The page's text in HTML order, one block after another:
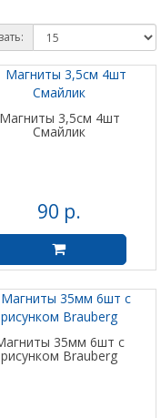
Магниты 3,5см 4шт
Смайлик
90 р.
35мм 6шт с
рисунком Brauberg